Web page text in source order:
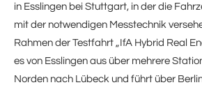
in Esslingen bei Stuttgart, in der die
mit der notwendigen Messtechnik
Rahmen der Testfahrt „IfA Hybrid Real
es von Esslingen aus über mehrere
Norden nach Lübeck und führt über